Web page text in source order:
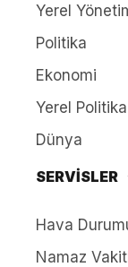
Yerel
Politika
Ekonomi
Yerel Politika
Dünya
SERVİSLER
Hava
Namaz